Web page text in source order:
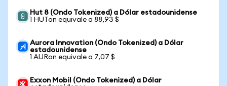
Hut 8 (Ondo Tokenized) a Dólar estadounidense
1 HUTon equivale a 88,93 $
Aurora Innovation (Ondo Tokenized) a Dólar
estadounidense
1 AURon equivale a 7,07 $
Exxon Mobil (Ondo Tokenized) a Dólar